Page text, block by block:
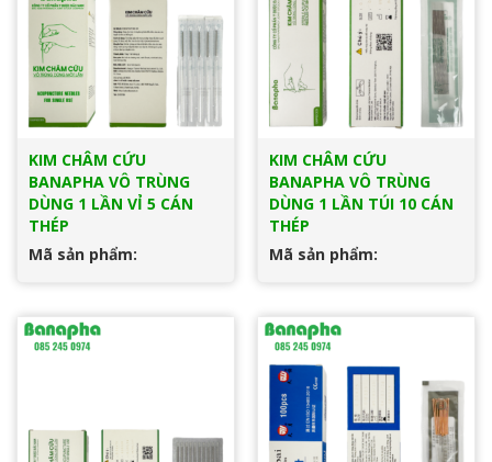
KIM CHÂM CỨU
BANAPHA VÔ TRÙNG
DÙNG 1 LẦN VỈ 5 CÁN
THÉP
Mã sản phẩm:
KIM CHÂM CỨU
BANAPHA VÔ TRÙNG
DÙNG 1 LẦN TÚI 10 CÁN
THÉP
Mã sản phẩm: